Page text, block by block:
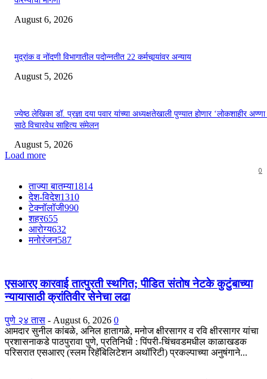
August 6, 2026
मुद्रांक व नोंदणी विभागातील पदोन्नतीत 22 कर्मचार्‍यांवर अन्याय
August 5, 2026
ज्येष्ठ लेखिका डॉ. प्रज्ञा दया पवार यांच्या अध्यक्षतेखाली पुण्यात होणार ‘लोकशाहीर
साठे विचारवेध साहित्य संमेलन
August 5, 2026
Load more
0
ताज्या बातम्या1814
देश-विदेश1310
टेक्नॉलॉजी990
शहर655
आरोग्य632
मनोरंजन587
एसआरए कारवाई तात्पुरती स्थगित; पीडित संतोष नेटके कुटुंबाच्या
न्यायासाठी क्रांतिवीर सेनेचा लढा
पुणे २४ तास - August 6, 2026 0
आमदार सुनील कांबळे, अनिल हातागळे, मनोज क्षीरसागर व रवि क्षीरसागर यांचा
प्रशासनाकडे पाठपुरावा पुणे, प्रतिनिधी : पिंपरी-चिंचवडमधील काळाखडक
परिसरात एसआरए (स्लम रिहॅबिलिटेशन अथॉरिटी) प्रकल्पाच्या अनुषंगाने...